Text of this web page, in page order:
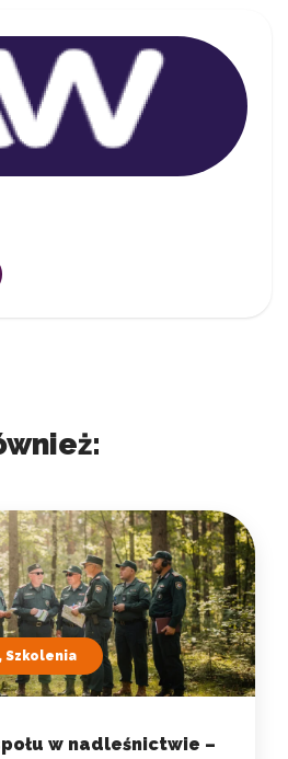
Szkolenia
w nadleśnictwie –